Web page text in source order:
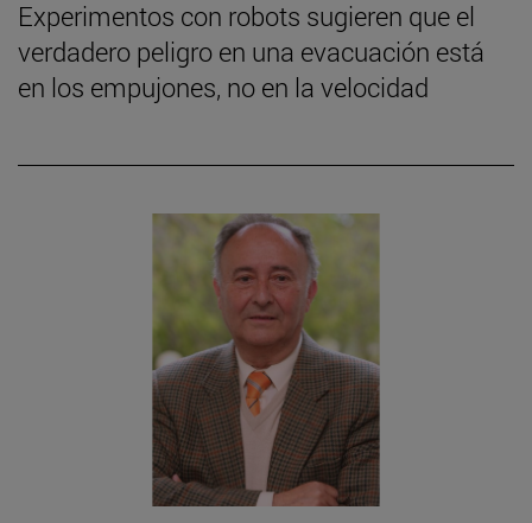
Experimentos con robots sugieren que el
verdadero peligro en una evacuación está
en los empujones, no en la velocidad